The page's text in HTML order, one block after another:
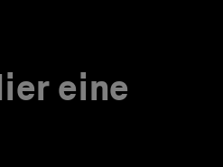
eine